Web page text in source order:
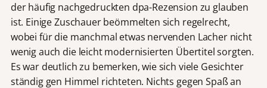
der häufig nachgedruckten dpa-Rezension zu glauben
ist. Einige Zuschauer beömmelten sich regelrecht,
wobei für die manchmal etwas nervenden Lacher nicht
wenig auch die leicht modernisierten Übertitel sorgten.
Es war deutlich zu bemerken, wie sich viele Gesichter
ständig gen Himmel richteten. Nichts gegen Spaß an